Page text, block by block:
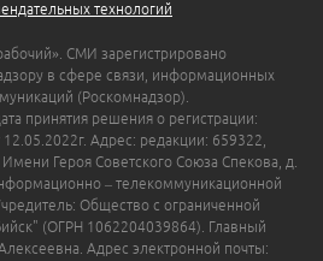
технологий
СМИ зарегистрировано
в сфере связи, информационных
(Роскомнадзор).
принятия решения о регистрации:
Адрес: редакции: 659322,
Имени Героя Советского Союза Спекова, д.
– телекоммуникационной
Общество с ограниченной
(ОГРН 1062204039864). Главный
Адрес электронной почты: